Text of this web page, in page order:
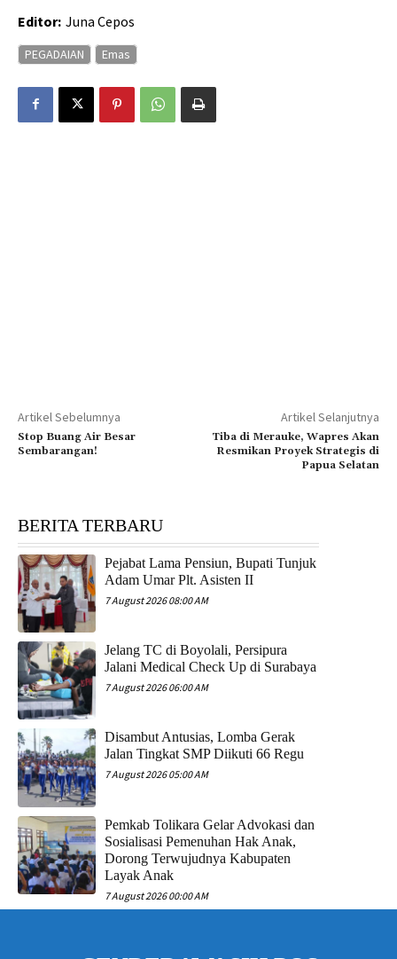
Editor: Juna Cepos
PEGADAIAN Emas
Artikel Sebelumnya
Stop Buang Air Besar
Sembarangan!
Artikel Selanjutnya
Tiba di Merauke, Wapres Akan
Resmikan Proyek Strategis di
Papua Selatan
BERITA TERBARU
Pejabat Lama Pensiun, Bupati Tunjuk
Adam Umar Plt. Asisten II
7 August 2026 08:00 AM
Jelang TC di Boyolali, Persipura
Jalani Medical Check Up di Surabaya
7 August 2026 06:00 AM
Disambut Antusias, Lomba Gerak
Jalan Tingkat SMP Diikuti 66 Regu
7 August 2026 05:00 AM
Pemkab Tolikara Gelar Advokasi dan
Sosialisasi Pemenuhan Hak Anak,
Dorong Terwujudnya Kabupaten
Layak Anak
7 August 2026 00:00 AM